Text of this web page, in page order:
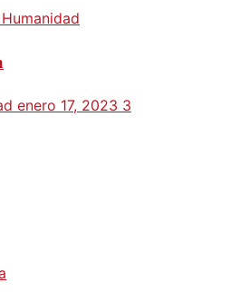
enero 17, 2023 3